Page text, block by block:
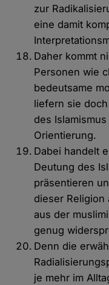
zur
eine damit
Daher kommt
Personen wie
bedeutsame
liefern sie
des
Orientierung.
Dabei handelt
Deutung des
präsentieren
dieser Religion
aus der
genug
Denn die
je mehr im